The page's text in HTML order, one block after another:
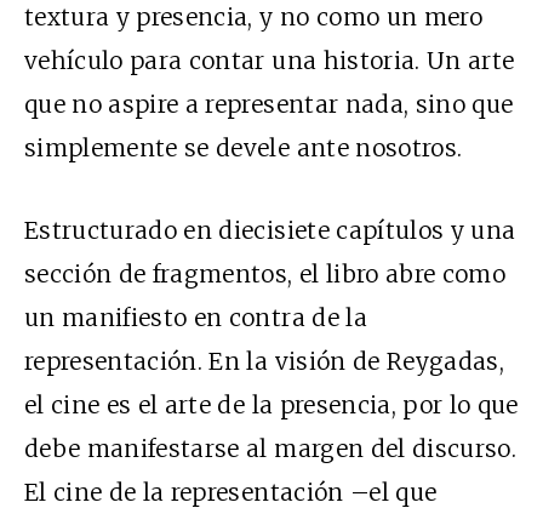
textura y presencia, y no como un mero
vehículo para contar una historia. Un arte
que no aspire a representar nada, sino que
simplemente se devele ante nosotros.
Estructurado en diecisiete capítulos y una
sección de fragmentos, el libro abre como
un manifiesto en contra de la
representación. En la visión de Reygadas,
el cine es el arte de la presencia, por lo que
debe manifestarse al margen del discurso.
El cine de la representación –el que